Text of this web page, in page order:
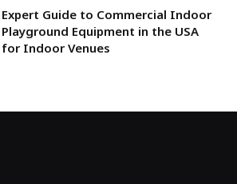
Expert Guide to Commercial Indoor
Playground Equipment in the USA
for Indoor Venues